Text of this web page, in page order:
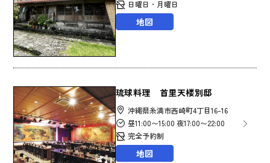
日曜日・月曜日
地図
琉球料理 首里天楼別邸
沖縄県糸満市西崎町4丁目16-16
昼11:00〜15:00 夜17:00〜22:00
完全予約制
地図